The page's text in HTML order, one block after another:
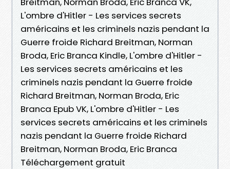
L'ombre d'Hitler - Les services secrets
américains et les criminels nazis pendant la
Guerre froide Richard Breitman, Norman
Broda, Eric Branca Kindle, L'ombre d'Hitler -
Les services secrets américains et les
criminels nazis pendant la Guerre froide
Richard Breitman, Norman Broda, Eric
Branca Epub VK, L'ombre d'Hitler - Les
services secrets américains et les criminels
nazis pendant la Guerre froide Richard
Breitman, Norman Broda, Eric Branca
Téléchargement gratuit